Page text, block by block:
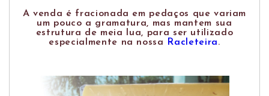
A venda é fracionada em pedaços que variam
um pouco a gramatura, mas mantem sua
estrutura de meia lua, para ser utilizado
especialmente na nossa
Racleteira.